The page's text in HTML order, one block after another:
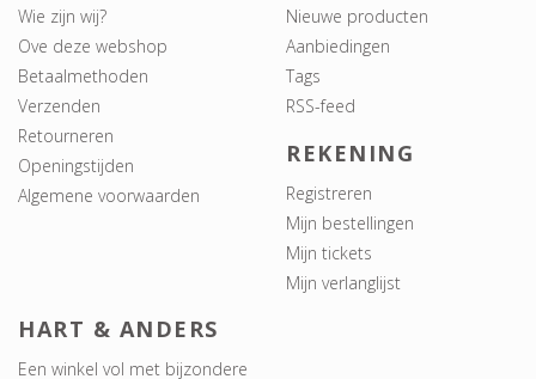
Wie zijn wij?
Ove deze webshop
Betaalmethoden
Verzenden
Retourneren
Openingstijden
Algemene voorwaarden
Nieuwe producten
Aanbiedingen
Tags
RSS-feed
REKENING
Registreren
Mijn bestellingen
Mijn tickets
Mijn verlanglijst
HART & ANDERS
Een winkel vol met bijzondere